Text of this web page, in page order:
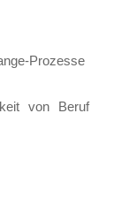
Prozesse
von Beruf